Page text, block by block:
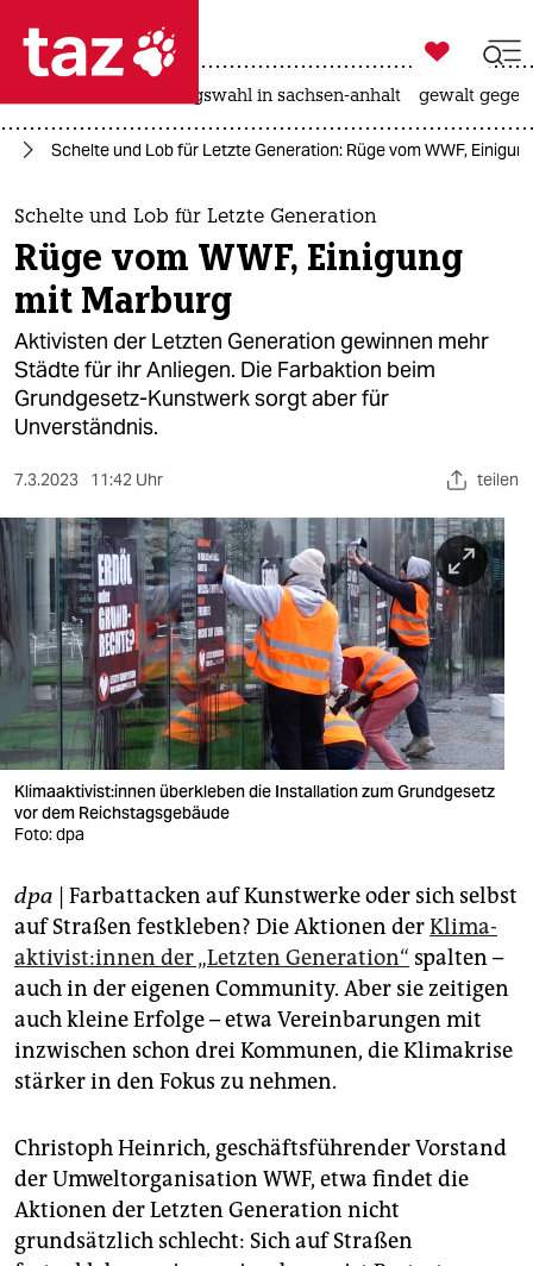
 taz zahl ich
taz zahl ich
themen
politik
öko
gesellschaft
kultur
sport
berlin
nord
wahrheit
verlag
verlag
veranstaltungen
shop
fragen & hilfe
unterstützen
abo
genossenschaft
epaper login

taz zahl ich
landtagswahl in sachsen-anhalt gewalt
Schelte und Lob für Letzte Generation: Rüge vom WWF,
Schelte und Lob für Letzte Generation
Rüge vom WWF, Einigung
mit Marburg
Aktivisten der Letzten Generation gewinnen mehr
Städte für ihr Anliegen. Die Farbaktion beim
Grundgesetz-Kunstwerk sorgt aber für
Unverständnis.
7.3.2023 11:42 Uhr teilen
Kli­ma­ak­ti­vis­t:in­nen überkleben die Installation zum Grundgesetz
vor dem Reichstagsgebäude
Foto: dpa
dpa | Farbattacken auf Kunstwerke oder sich selbst
auf Straßen festkleben? Die Aktionen derKli­ma­
ak­ti­vis­t:in­nen der „Letzten Generation“ spalten –
auch in der eigenen Community. Aber sie zeitigen
auch kleine Erfolge – etwa Vereinbarungen mit
inzwischen schon drei Kommunen, die Klimakrise
stärker in den Fokus zu nehmen.
Christoph Heinrich, geschäftsführender Vorstand
der Umweltorganisation WWF, etwa findet die
Aktionen der Letzten Generation nicht
grundsätzlich schlecht: Sich auf Straßen